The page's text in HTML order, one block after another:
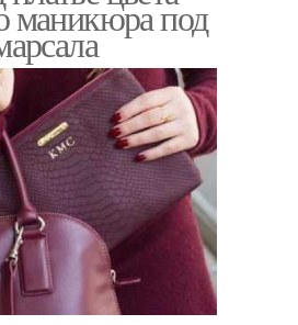
маникюра под